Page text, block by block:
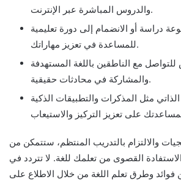
والدروس المباشرة عبر الإنترنت.
دراسة أو الانضمام إلى دورة تعليمية
للمساعدة في تعزيز مهاراتك.
مع الناطقين باللغة المستهدفة
والمشاركة في محادثات حقيقية.
مثل المذكرات والتطبيقات الذكية
والالتزام بالتدريب المنتظم، ستتمكن من
القصوى من تعلمك للغة. لا تتردد في
وطرق تعلم اللغة من خلال الاطلاع على